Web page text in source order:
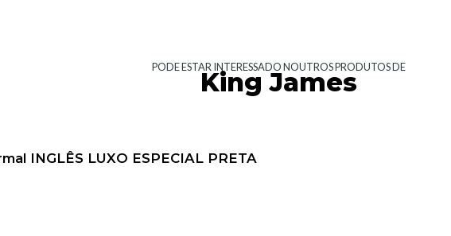
PODE ESTAR INTERESSADO NOUTROS PRODUTOS DE
King James
INGLÊS LUXO ESPECIAL PRETA